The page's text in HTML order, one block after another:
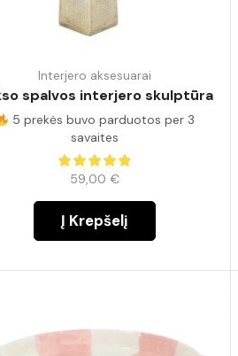
Interjero aksesuarai
spalvos interjero skulptūra
5 prekės buvo parduotos per 3
savaites
59,00 €
Į Krepšelį